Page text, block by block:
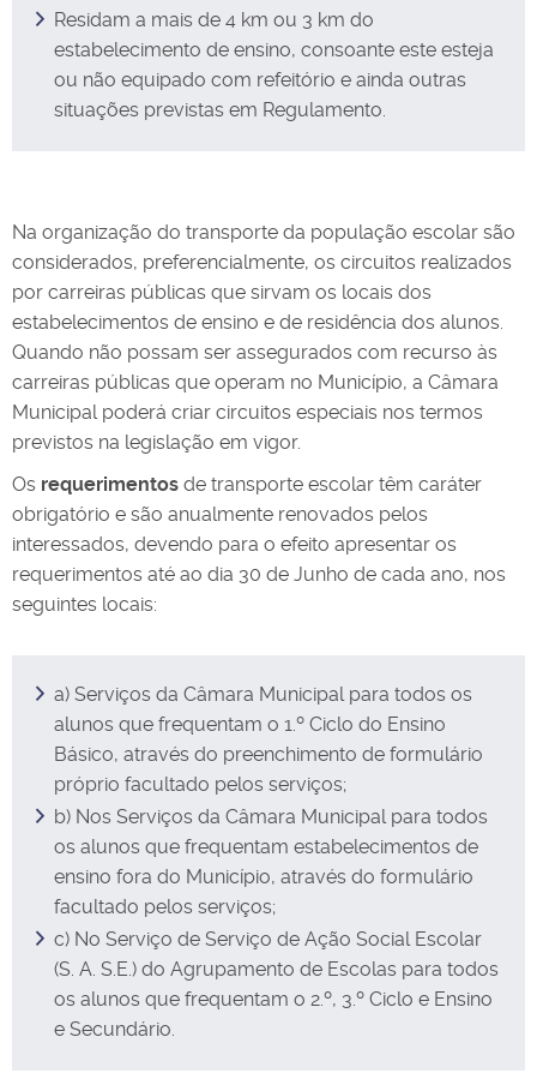
Residam a mais de 4 km ou 3 km do
estabelecimento de ensino, consoante este esteja
ou não equipado com refeitório e ainda outras
situações previstas em Regulamento.
Na organização do transporte da população escolar são
considerados, preferencialmente, os circuitos realizados
por carreiras públicas que sirvam os locais dos
estabelecimentos de ensino e de residência dos alunos.
Quando não possam ser assegurados com recurso às
carreiras públicas que operam no Município, a Câmara
Municipal poderá criar circuitos especiais nos termos
previstos na legislação em vigor.
Os requerimentos de transporte escolar têm caráter
obrigatório e são anualmente renovados pelos
interessados, devendo para o efeito apresentar os
requerimentos até ao dia 30 de Junho de cada ano, nos
seguintes locais:
a) Serviços da Câmara Municipal para todos os
alunos que frequentam o 1.º Ciclo do Ensino
Básico, através do preenchimento de formulário
próprio facultado pelos serviços;
b) Nos Serviços da Câmara Municipal para todos
os alunos que frequentam estabelecimentos de
ensino fora do Município, através do formulário
facultado pelos serviços;
c) No Serviço de Serviço de Ação Social Escolar
(S. A. S.E.) do Agrupamento de Escolas para todos
os alunos que frequentam o 2.º, 3.º Ciclo e Ensino
e Secundário.